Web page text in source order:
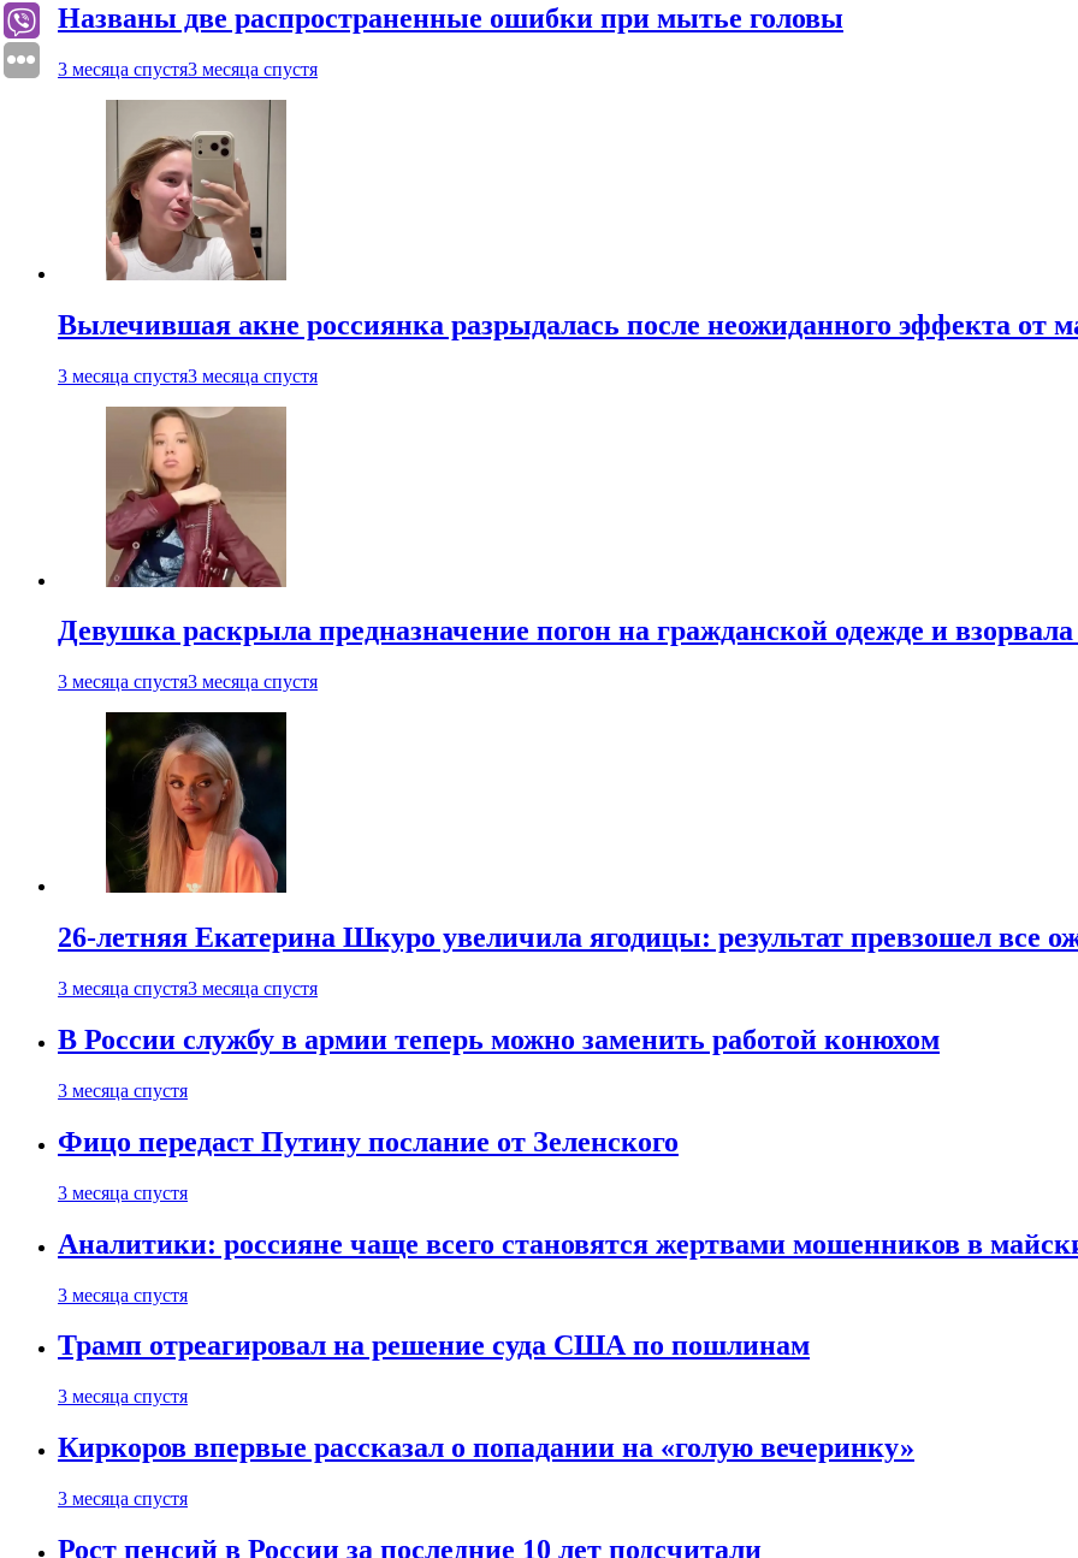
Названы две распространенные ошибки при мытье головы
3 месяца спустя3 месяца спустя
Вылечившая акне россиянка разрыдалась после неожиданного эффекта от
3 месяца спустя3 месяца спустя
Девушка раскрыла предназначение погон на гражданской одежде и взорвала
3 месяца спустя3 месяца спустя
26-летняя Екатерина Шкуро увеличила ягодицы: результат превзошел все
3 месяца спустя3 месяца спустя
В России службу в армии теперь можно заменить работой конюхом
3 месяца спустя
Фицо передаст Путину послание от Зеленского
3 месяца спустя
Аналитики: россияне чаще всего становятся жертвами мошенников в
3 месяца спустя
Трамп отреагировал на решение суда США по пошлинам
3 месяца спустя
Киркоров впервые рассказал о попадании на «голую вечеринку»
3 месяца спустя
Рост пенсий в России за последние 10 лет подсчитали